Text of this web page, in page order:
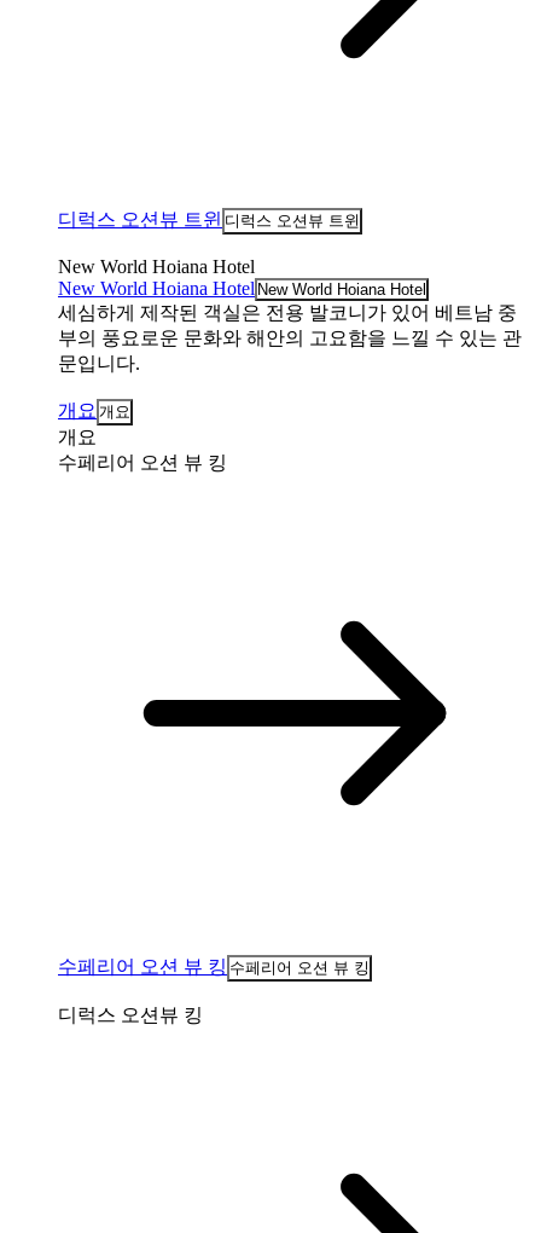
디럭스 오션뷰 트윈 디럭스 오션뷰 트윈
New World Hoiana Hotel
New World Hoiana Hotel New World Hoiana Hotel
세심하게 제작된 객실은 전용 발코니가 있어 베트남 중
부의 풍요로운 문화와 해안의 고요함을 느낄 수 있는 관
문입니다.
개요 개요
개요
수페리어 오션 뷰 킹
수페리어 오션 뷰 킹 수페리어 오션 뷰 킹
디럭스 오션뷰 킹